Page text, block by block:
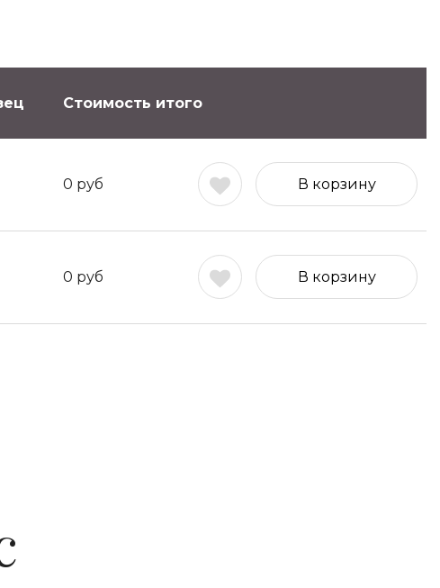
Стоимость итого
0 руб В корзину
0 руб В корзину